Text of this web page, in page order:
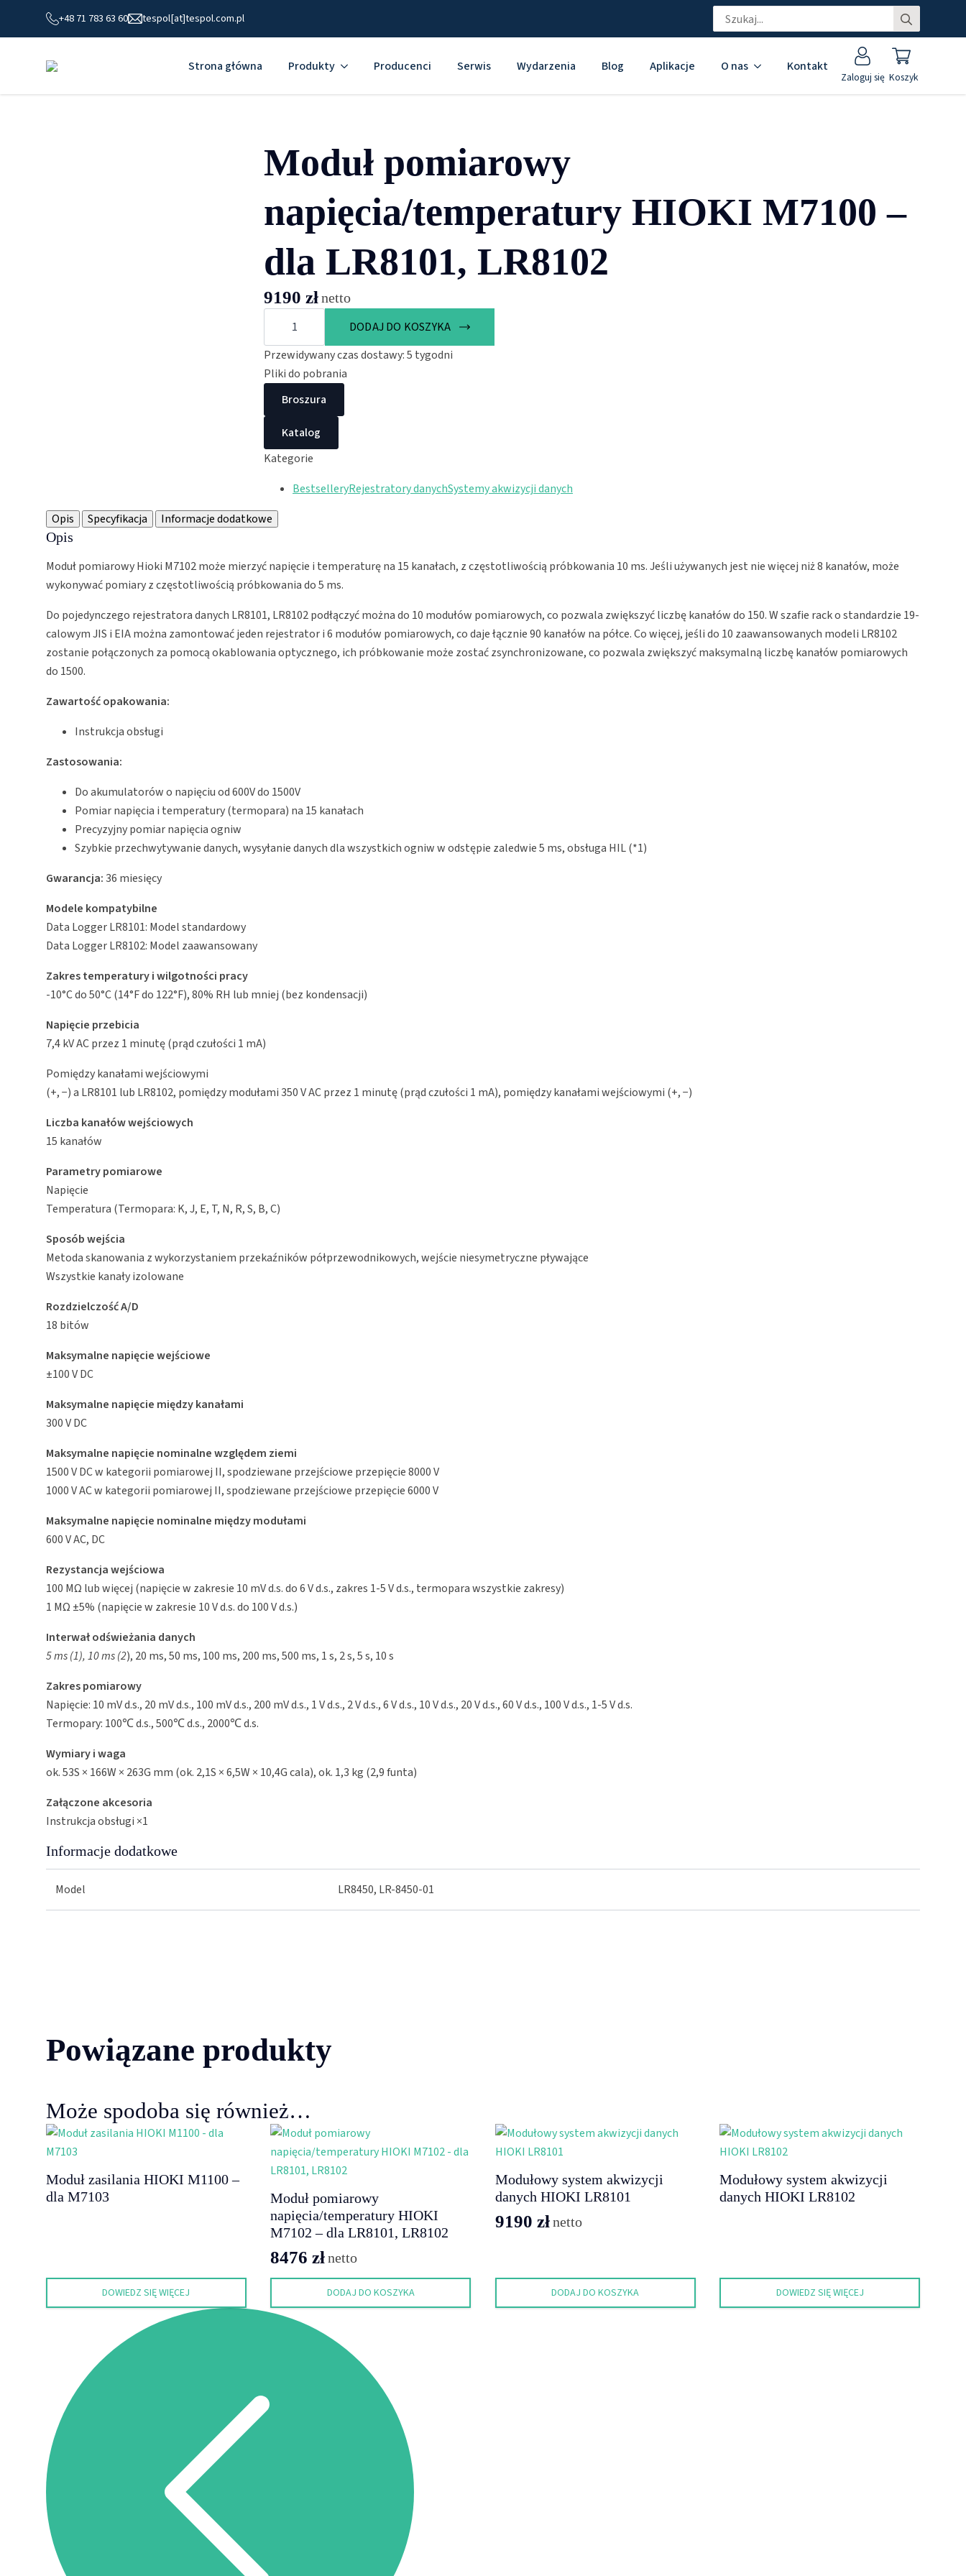
+48 71 783 63 60 tespol[at]tespol.com.pl
for:
Strona główna Produkty Producenci Serwis Wydarzenia Blog Aplikacje O nas Kontakt
Zaloguj się Koszyk
Moduł pomiarowy
napięcia/temperatury HIOKI M7100 –
dla LR8101, LR8102
9190 złnetto
ilość
Moduł
napięcia/temperatury
HIOKI
M7100
-
LR8101,
LR8102
DODAJ DO KOSZYKA
Przewidywany czas dostawy: 5 tygodni
Pliki do pobrania
Broszura
Katalog
Kategorie
BestselleryRejestratory danychSystemy akwizycji danych
Opis
Specyfikacja
Informacje dodatkowe
Opis
Moduł pomiarowy Hioki M7102 może mierzyć napięcie i temperaturę na 15 kanałach, z częstotliwością próbkowania 10 ms. Jeśli używanych jest nie więcej niż 8 kanałów, może
wykonywać pomiary z częstotliwością próbkowania do 5 ms.
Do pojedynczego rejestratora danych LR8101, LR8102 podłączyć można do 10 modułów pomiarowych, co pozwala zwiększyć liczbę kanałów do 150. W szafie rack o standardzie 19-
calowym JIS i EIA można zamontować jeden rejestrator i 6 modułów pomiarowych, co daje łącznie 90 kanałów na półce. Co więcej, jeśli do 10 zaawansowanych modeli LR8102
zostanie połączonych za pomocą okablowania optycznego, ich próbkowanie może zostać zsynchronizowane, co pozwala zwiększyć maksymalną liczbę kanałów pomiarowych
do 1500.
Zawartość opakowania:
Instrukcja obsługi
Zastosowania:
Do akumulatorów o napięciu od 600V do 1500V
Pomiar napięcia i temperatury (termopara) na 15 kanałach
Precyzyjny pomiar napięcia ogniw
Szybkie przechwytywanie danych, wysyłanie danych dla wszystkich ogniw w odstępie zaledwie 5 ms, obsługa HIL (*1)
Gwarancja:36 miesięcy
Modele kompatybilne
Data Logger LR8101: Model standardowy
Data Logger LR8102: Model zaawansowany
Zakres temperatury i wilgotności pracy
-10°C do 50°C (14°F do 122°F), 80% RH lub mniej (bez kondensacji)
Napięcie przebicia
7,4 kV AC przez 1 minutę (prąd czułości 1 mA)
Pomiędzy kanałami wejściowymi
(+, −) a LR8101 lub LR8102, pomiędzy modułami 350 V AC przez 1 minutę (prąd czułości 1 mA), pomiędzy kanałami wejściowymi (+, −)
Liczba kanałów wejściowych
15 kanałów
Parametry pomiarowe
Napięcie
Temperatura (Termopara: K, J, E, T, N, R, S, B, C)
Sposób wejścia
Metoda skanowania z wykorzystaniem przekaźników półprzewodnikowych, wejście niesymetryczne pływające
Wszystkie kanały izolowane
Rozdzielczość A/D
18 bitów
Maksymalne napięcie wejściowe
±100 V DC
Maksymalne napięcie między kanałami
300 V DC
Maksymalne napięcie nominalne względem ziemi
1500 V DC w kategorii pomiarowej II, spodziewane przejściowe przepięcie 8000 V
1000 V AC w kategorii pomiarowej II, spodziewane przejściowe przepięcie 6000 V
Maksymalne napięcie nominalne między modułami
600 V AC, DC
Rezystancja wejściowa
100 MΩ lub więcej (napięcie w zakresie 10 mV d.s. do 6 V d.s., zakres 1-5 V d.s., termopara wszystkie zakresy)
1 MΩ ±5% (napięcie w zakresie 10 V d.s. do 100 V d.s.)
Interwał odświeżania danych
5 ms (1), 10 ms (2), 20 ms, 50 ms, 100 ms, 200 ms, 500 ms, 1 s, 2 s, 5 s, 10 s
Zakres pomiarowy
Napięcie: 10 mV d.s., 20 mV d.s., 100 mV d.s., 200 mV d.s., 1 V d.s., 2 V d.s., 6 V d.s., 10 V d.s., 20 V d.s., 60 V d.s., 100 V d.s., 1-5 V d.s.
Termopary: 100℃ d.s., 500℃ d.s., 2000℃ d.s.
Wymiary i waga
ok. 53S × 166W × 263G mm (ok. 2,1S × 6,5W × 10,4G cala), ok. 1,3 kg (2,9 funta)
Załączone akcesoria
Instrukcja obsługi ×1
Informacje dodatkowe
Model LR8450, LR-8450-01
Powiązane produkty
Może spodoba się również…
Moduł zasilania HIOKI M1100 –
dla M7103
DOWIEDZ SIĘ WIĘCEJ
Moduł pomiarowy
napięcia/temperatury HIOKI
M7102 – dla LR8101, LR8102
8476 zł netto
DODAJ DO KOSZYKA
Modułowy system akwizycji
danych HIOKI LR8101
9190 złnetto
DODAJ DO KOSZYKA
Modułowy system akwizycji
danych HIOKI LR8102
DOWIEDZ SIĘ WIĘCEJ